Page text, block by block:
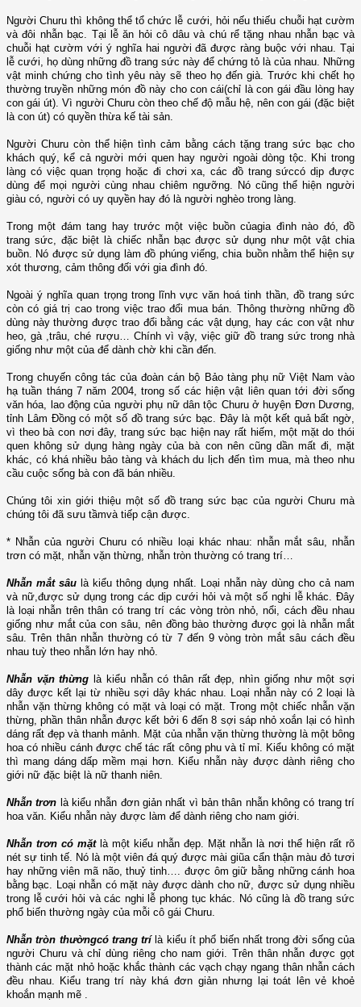
Người Churu thì không thể tổ chức lễ cưới, hỏi nếu thiếu chuỗi hạt cườm
và đôi nhẫn bạc. Tại lễ ăn hỏi cô dâu và chú rể tặng nhau nhẫn bạc và
chuỗi hạt cườm với ý nghĩa hai người đã được ràng buộc với nhau. Tại
lễ cưới, họ dùng những đồ trang sức này để chứng tỏ là của nhau. Những
vật minh chứng cho tình yêu này sẽ theo họ đến già. Trước khi chết họ
thường truyền những món đồ này cho con cái(chỉ là con gái đầu lòng hay
con gái út). Vì người Churu còn theo chế độ mẫu hệ, nên con gái (đặc biệt
là con út) có quyền thừa kế tài sản.
Người Churu còn thể hiện tình cảm bằng cách tặng trang sức bạc cho
khách quý, kể cả người mới quen hay người ngoài dòng tộc. Khi trong
làng có việc quan trọng hoặc đi chơi xa, các đồ trang sứccó dịp được
dùng để mọi người cùng nhau chiêm ngưỡng. Nó cũng thể hiện người
giàu có, người có uy quyền hay đó là người nghèo trong làng.
Trong một đám tang hay trước một việc buồn củagia đình nào đó, đồ
trang sức, đặc biệt là chiếc nhẫn bạc được sử dụng như một vật chia
buồn. Nó được sử dụng làm đồ phúng viếng, chia buồn nhằm thể hiện sự
xót thương, cảm thông đối với gia đình đó.
Ngoài ý nghĩa quan trọng trong lĩnh vực văn hoá tinh thần, đồ trang sức
còn có giá trị cao trong việc trao đổi mua bán. Thông thường những đồ
dùng này thường được trao đổi bằng các vật dụng, hay các con vật như
heo, gà ,trâu, ché rượu… Chính vì vậy, việc giữ đồ trang sức trong nhà
giống như một của để dành chờ khi cần đến.
Trong chuyến công tác của đoàn cán bộ Bảo tàng phụ nữ Việt Nam vào
hạ tuần tháng 7 năm 2004, trong số các hiện vật liên quan tới đời sống
văn hóa, lao động của người phụ nữ dân tộc Churu ở huyện Đơn Dương,
tỉnh Lâm Đồng có một số đồ trang sức bạc. Đây là một kết quả bất ngờ,
vì theo bà con nơi đây, trang sức bạc hiện nay rất hiếm, một mặt do thói
quen không sử dụng hàng ngày của bà con nên cũng dần mất đi, mặt
khác, có khá nhiều bảo tàng và khách du lịch đến tìm mua, mà theo nhu
cầu cuộc sống bà con đã bán nhiều.
Chúng tôi xin giới thiệu một số đồ trang sức bạc của người Churu mà
chúng tôi đã sưu tầmvà tiếp cận được.
* Nhẫn của người Churu có nhiều loại khác nhau: nhẫn mắt sâu, nhẫn
trơn có mặt, nhẫn vặn thừng, nhẫn tròn thường có trang trí…
Nhẫn mắt sâu là kiểu thông dụng nhất. Loại nhẫn này dùng cho cả nam
và nữ,được sử dụng trong các dịp cưới hỏi và một số nghi lễ khác. Đây
là loại nhẫn trên thân có trang trí các vòng tròn nhỏ, nổi, cách đều nhau
giống như mắt của con sâu, nên đồng bào thường được gọi là nhẫn mắt
sâu. Trên thân nhẫn thường có từ 7 đến 9 vòng tròn mắt sâu cách đều
nhau tuỳ theo nhẫn lớn hay nhỏ.
Nhẫn vặn thừng là kiểu nhẫn có thân rất đẹp, nhìn giống như một sợi
dây được kết lại từ nhiều sợi dây khác nhau. Loại nhẫn này có 2 loại là
nhẫn vặn thừng không có mặt và loại có mặt. Trong một chiếc nhẫn vặn
thừng, phần thân nhẫn được kết bởi 6 đến 8 sợi sáp nhỏ xoắn lại có hình
dáng rất đẹp và thanh mảnh. Mặt của nhẫn vặn thừng thường là một bông
hoa có nhiều cánh được chế tác rất công phu và tỉ mỉ. Kiểu không có mặt
thì mang dáng dấp mềm mại hơn. Kiểu nhẫn này được dành riêng cho
giới nữ đặc biệt là nữ thanh niên.
Nhẫn trơn là kiểu nhẫn đơn giản nhất vì bản thân nhẫn không có trang trí
hoa văn. Kiểu nhẫn này được làm để dành riêng cho nam giới.
Nhẫn trơn có mặtlà một kiểu nhẫn đẹp. Mặt nhẫn là nơi thể hiện rất rõ
nét sự tinh tế. Nó là một viên đá quý được mài giũa cẩn thận màu đỏ tươi
hay những viên mã não, thuỷ tinh…. được ôm giữ bằng những cánh hoa
bằng bạc. Loại nhẫn có mặt này được dành cho nữ, được sử dụng nhiều
trong lễ cưới hỏi và các nghi lễ phong tục khác. Nó cũng là đồ trang sức
phổ biến thường ngày của mỗi cô gái Churu.
Nhẫn tròn thườngcó trang trílà kiểu ít phổ biến nhất trong đời sống của
người Churu và chỉ dùng riêng cho nam giới. Trên thân nhẫn được gọt
thành các mặt nhỏ hoặc khắc thành các vạch chạy ngang thân nhẫn cách
đều nhau. Kiểu trang trí này khá đơn giản nhưng lại toát lên vẻ khoẻ
khoắn mạnh mẽ .